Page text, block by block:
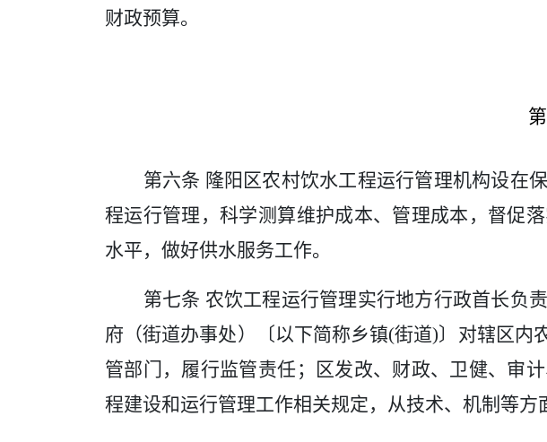
财政预算。
第六条 隆阳区农村饮水工程运行管理机构设在
程运行管理，科学测算维护成本、管理成本，督促
水平，做好供水服务工作。
第七条 农饮工程运行管理实行地方行政首长负
府（街道办事处）〔以下简称乡镇(街道)〕 对辖区内
管部门，履行监管责任；区发改、财政、卫健、审
程建设和运行管理工作相关规定，从技术、机制等